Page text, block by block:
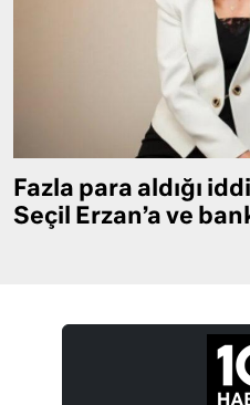
Fazla para aldığı
Seçil Erzan’a ve